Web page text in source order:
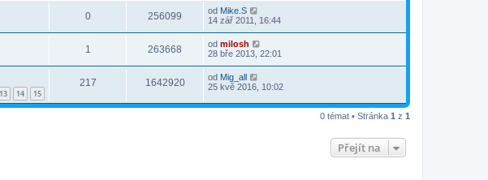
0 256099 od Mike.S
14 zář 2011, 16:44
1 263668 od milosh
28 bře 2013, 22:01
13 14 15
217 1642920 od Mig_all
25 kvě 2016, 10:02
0 témat • Stránka 1 z 1
Přejít na